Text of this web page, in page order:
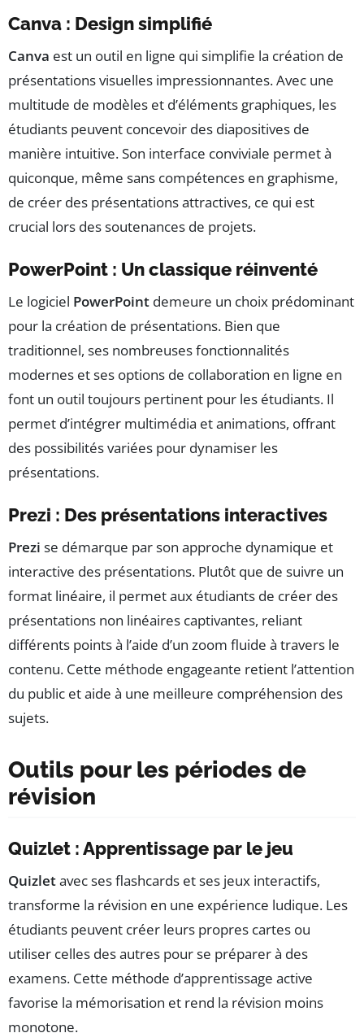
Canva : Design simplifié
Canva est un outil en ligne qui simplifie la création de
présentations visuelles impressionnantes. Avec une
multitude de modèles et d’éléments graphiques, les
étudiants peuvent concevoir des diapositives de
manière intuitive. Son interface conviviale permet à
quiconque, même sans compétences en graphisme,
de créer des présentations attractives, ce qui est
crucial lors des soutenances de projets.
PowerPoint : Un classique réinventé
Le logiciel PowerPoint demeure un choix prédominant
pour la création de présentations. Bien que
traditionnel, ses nombreuses fonctionnalités
modernes et ses options de collaboration en ligne en
font un outil toujours pertinent pour les étudiants. Il
permet d’intégrer multimédia et animations, offrant
des possibilités variées pour dynamiser les
présentations.
Prezi : Des présentations interactives
Prezi se démarque par son approche dynamique et
interactive des présentations. Plutôt que de suivre un
format linéaire, il permet aux étudiants de créer des
présentations non linéaires captivantes, reliant
différents points à l’aide d’un zoom fluide à travers le
contenu. Cette méthode engageante retient l’attention
du public et aide à une meilleure compréhension des
sujets.
Outils pour les périodes de
révision
Quizlet : Apprentissage par le jeu
Quizletavec ses flashcards et ses jeux interactifs,
transforme la révision en une expérience ludique. Les
étudiants peuvent créer leurs propres cartes ou
utiliser celles des autres pour se préparer à des
examens. Cette méthode d’apprentissage active
favorise la mémorisation et rend la révision moins
monotone.